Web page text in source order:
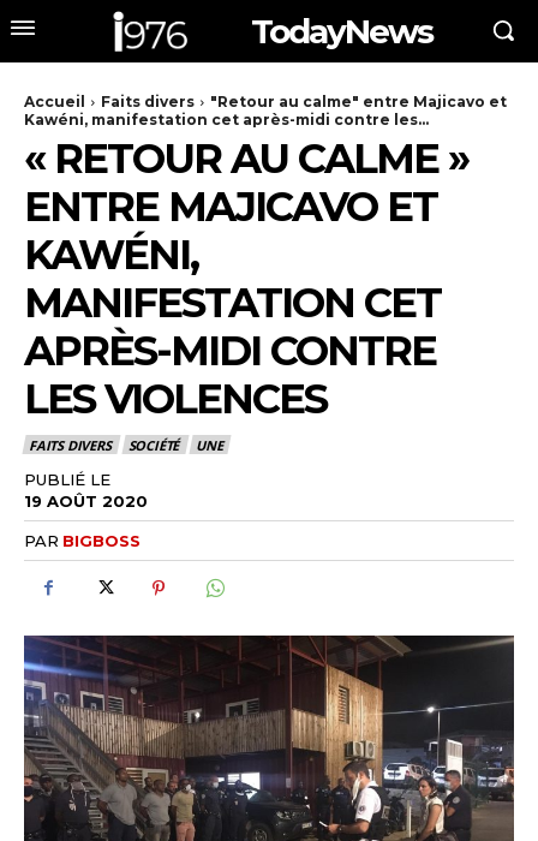
TodayNews
Accueil Faits divers
"Retour au calme" entre Majicavo et
Kawéni, manifestation cet après-midi contre les...
« RETOUR AU CALME »
ENTRE MAJICAVO ET
KAWÉNI,
MANIFESTATION CET
APRÈS-MIDI CONTRE
LES VIOLENCES
FAITS DIVERS SOCIÉTÉ UNE
PUBLIÉ LE
19 AOÛT 2020
PAR BIGBOSS